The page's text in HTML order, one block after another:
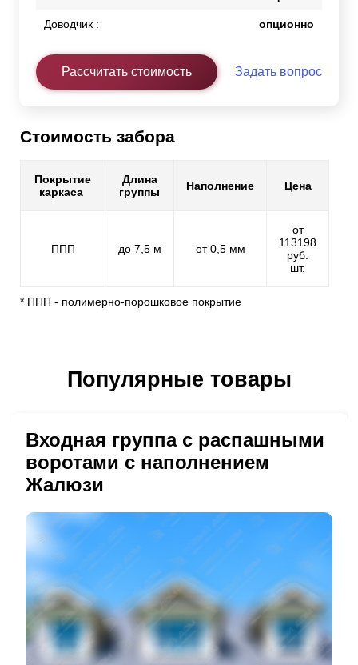
Доводчик : опционно
Рассчитать стоимость Задать вопрос
Стоимость забора
Покрытие
каркаса
Длина
группы
Наполнение Цена
ППП до 7,5 м от 0,5 мм
от
113198
руб.
шт.
* ППП - полимерно-порошковое покрытие
Популярные товары
Входная группа с распашными
воротами с наполнением
Жалюзи